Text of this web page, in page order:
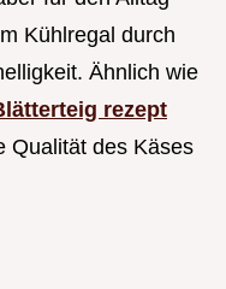
Kühlregal durch
Ähnlich wie
rezept
Qualität des Käses